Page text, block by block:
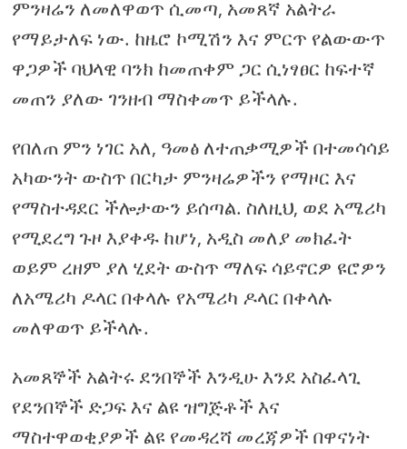
ምንዛሬን ለመለዋወጥ ሲመጣ, አመጸኛ አልትራ
የማይታለፍ ነው. ከዜሮ ኮሚሽን እና ምርጥ የልውውጥ
ዋጋዎች ባህላዊ ባንክ ከመጠቀም ጋር ሲነፃፀር ከፍተኛ
መጠን ያለው ገንዘብ ማስቀመጥ ይችላሉ.
የበለጠ ምን ነገር አለ, ዓመፅ ለተጠቃሚዎች በተመሳሳይ
አካውንት ውስጥ በርካታ ምንዛሬዎችን የማዞር እና
የማስተዳደር ችሎታውን ይሰጣል. ስለዚህ, ወደ አሜሪካ
የሚደረግ ጉዞ እያቀዱ ከሆነ, አዲስ መለያ መክፈት
ወይም ረዘም ያለ ሂደት ውስጥ ማለፍ ሳይኖርዎ ዩሮዎን
ለአሜሪካ ዶላር በቀላሉ የአሜሪካ ዶላር በቀላሉ
መለዋወጥ ይችላሉ.
አመጸኞች አልትሩ ደንበኞች እንዲሁ እንደ አስፈላጊ
የደንበኞች ድጋፍ እና ልዩ ዝግጅቶች እና
ማስተዋወቂያዎች ልዩ የመዳረሻ መረጃዎች በዋናነት